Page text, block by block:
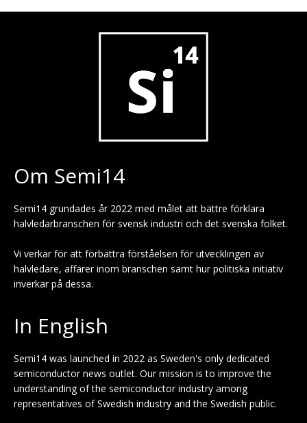
Om Semi14
Semi14 grundades år 2022 med målet att bättre förklara
halvledarbranschen för svensk industri och det svenska folket.
Vi verkar för att förbättra förståelsen för utvecklingen av
halvledare, affärer inom branschen samt hur politiska initiativ
inverkar på dessa.
In English
Semi14 was launched in 2022 as Sweden's only dedicated
semiconductor news outlet. Our mission is to improve the
understanding of the semiconductor industry among
representatives of Swedish industry and the Swedish public.